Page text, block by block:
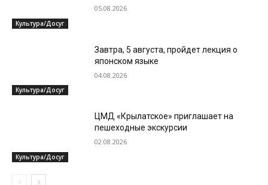
Культура/Досуг
05.08.2026
Культура/Досуг
Завтра, 5 августа, пройдет лекция о
японском языке
04.08.2026
Культура/Досуг
ЦМД «Крылатское» приглашает на
пешеходные экскурсии
02.08.2026